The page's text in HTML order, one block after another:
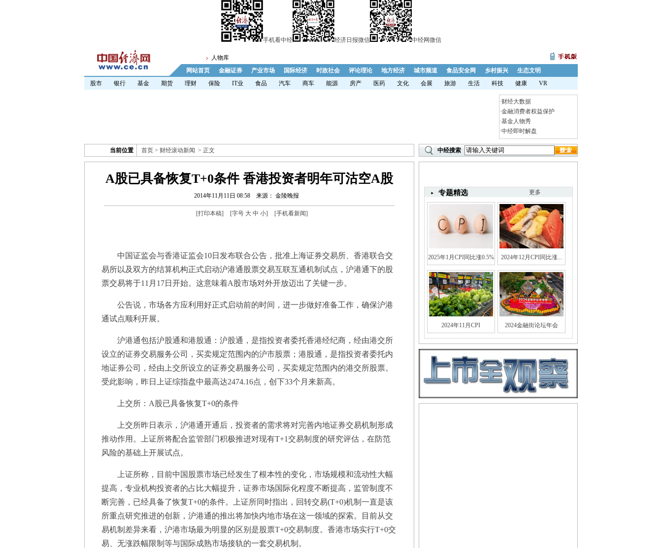
手机看中经 经济日报微信 中经网微信
人物库
网站首页
金融证券 产业市场 国际经济 时政社会 评论理论 地方经济 城市频道 食品安全网 乡村振兴
生态文明
股市
银行 基金 期货 理财 保险 IT业 食品 汽车 商车 能源 房产 医药 文化 会展 旅游 生活 科技 健康 VR
·财经大数据
·金融消费者权益保护
·基金人物秀
·中经即时解盘
当前位置 首页 > 财经滚动新闻 > 正文 中经搜索
A股已具备恢复T+0条件 香港投资者明年可沽空A股
2014年11月11日 08:58 来源： 金陵晚报
[打印本稿] [字号 大 中 小] [手机看新闻]
中国证监会与香港证监会10日发布联合公告，批准上海证券交易所、香港联合交
易所以及双方的结算机构正式启动沪港通股票交易互联互通机制试点，沪港通下的股
票交易将于11月17日开始。这意味着A股市场对外开放迈出了关键一步。
公告说，市场各方应利用好正式启动前的时间，进一步做好准备工作，确保沪港
通试点顺利开展。
沪港通包括沪股通和港股通：沪股通，是指投资者委托香港经纪商，经由港交所
设立的证券交易服务公司，买卖规定范围内的沪市股票；港股通，是指投资者委托内
地证券公司，经由上交所设立的证券交易服务公司，买卖规定范围内的港交所股票。
受此影响，昨日上证综指盘中最高达2474.16点，创下33个月来新高。
上交所：A股已具备恢复T+0的条件
上交所昨日表示，沪港通开通后，投资者的需求将对完善内地证券交易机制形成
推动作用。上证所将配合监管部门积极推进对现有T+1交易制度的研究评估，在防范
风险的基础上开展试点。
上证所称，目前中国股票市场已经发生了根本性的变化，市场规模和流动性大幅
提高，专业机构投资者的占比大幅提升，证券市场国际化程度不断提高，监管制度不
断完善，已经具备了恢复T+0的条件。上证所同时指出，回转交易(T+0)机制一直是该
所重点研究推进的创新，沪港通的推出将加快内地市场在这一领域的探索。目前从交
易机制差异来看，沪港市场最为明显的区别是股票T+0交易制度。香港市场实行T+0交
易、无涨跌幅限制等与国际成熟市场接轨的一套交易机制。
专题精选 更多
2025年1月CPI同比涨0.5% 2024年12月CPI同比涨...
2024年11月CPI 2024金融街论坛年会